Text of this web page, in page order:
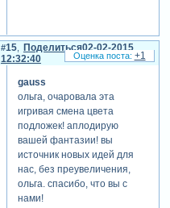
Поделиться
15
02-02-2015
12:32:40
gauss
ольга, очаровала эта
игривая смена цвета
подложек! аплодирую
вашей фантазии! вы
источник новых идей для
нас, без преувеличения,
ольга. спасибо, что вы с
нами!
+1